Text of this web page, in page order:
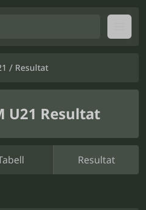
/ Resultat
U21 Resultat
Resultat